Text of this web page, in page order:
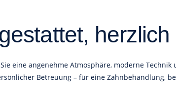
eine angenehme Atmosphäre, moderne
Betreuung – für eine Zahnbehandlung,